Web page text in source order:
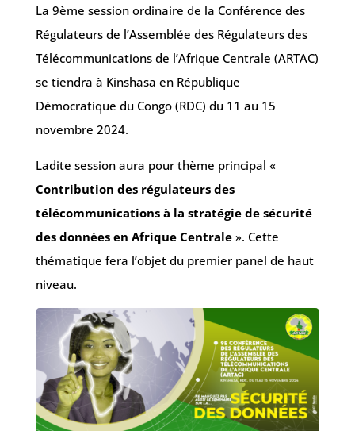
La 9ème session ordinaire de la Conférence des
Régulateurs de l’Assemblée des Régulateurs des
Télécommunications de l’Afrique Centrale (ARTAC)
se tiendra à Kinshasa en République
Démocratique du Congo (RDC) du 11 au 15
novembre 2024.
Ladite session aura pour thème principal «
Contribution des régulateurs des
télécommunications à la stratégie de sécurité
des données en Afrique Centrale ». Cette
thématique fera l’objet du premier panel de haut
niveau.